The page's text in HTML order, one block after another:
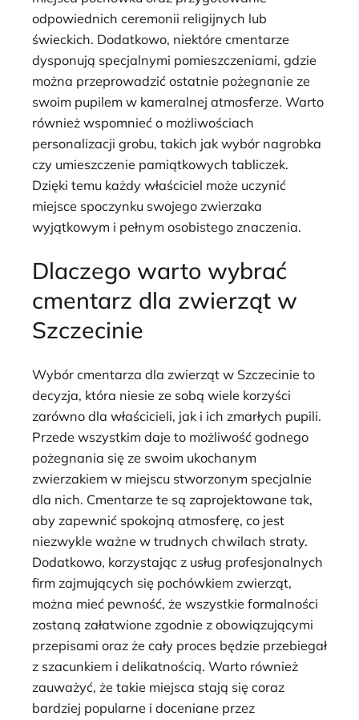
odpowiednich ceremonii religijnych lub
świeckich. Dodatkowo, niektóre cmentarze
dysponują specjalnymi pomieszczeniami, gdzie
można przeprowadzić ostatnie pożegnanie ze
swoim pupilem w kameralnej atmosferze. Warto
również wspomnieć o możliwościach
personalizacji grobu, takich jak wybór nagrobka
czy umieszczenie pamiątkowych tabliczek.
Dzięki temu każdy właściciel może uczynić
miejsce spoczynku swojego zwierzaka
wyjątkowym i pełnym osobistego znaczenia.
Dlaczego warto wybrać
cmentarz dla zwierząt w
Szczecinie
Wybór cmentarza dla zwierząt w Szczecinie to
decyzja, która niesie ze sobą wiele korzyści
zarówno dla właścicieli, jak i ich zmarłych pupili.
Przede wszystkim daje to możliwość godnego
pożegnania się ze swoim ukochanym
zwierzakiem w miejscu stworzonym specjalnie
dla nich. Cmentarze te są zaprojektowane tak,
aby zapewnić spokojną atmosferę, co jest
niezwykle ważne w trudnych chwilach straty.
Dodatkowo, korzystając z usług profesjonalnych
firm zajmujących się pochówkiem zwierząt,
można mieć pewność, że wszystkie formalności
zostaną załatwione zgodnie z obowiązującymi
przepisami oraz że cały proces będzie przebiegał
z szacunkiem i delikatnością. Warto również
zauważyć, że takie miejsca stają się coraz
bardziej popularne i doceniane przez